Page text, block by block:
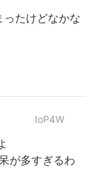
たけどなかな
IoP4W
が多すぎるわ